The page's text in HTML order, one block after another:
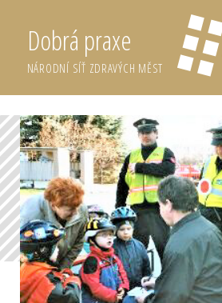
Dobrá praxe
NÁRODNÍ SÍŤ ZDRAVÝCH MĚST